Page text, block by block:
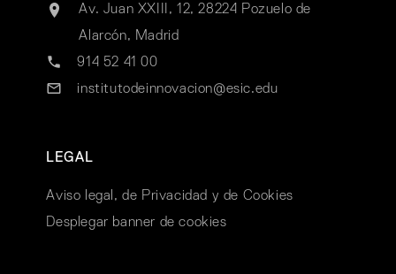
Av. Juan XXIII, 12, 28224 Pozuelo de
Alarcón, Madrid
914 52 41 00
institutodeinnovacion@esic.edu
LEGAL
Aviso legal, de Privacidad y de Cookies
Desplegar banner de cookies